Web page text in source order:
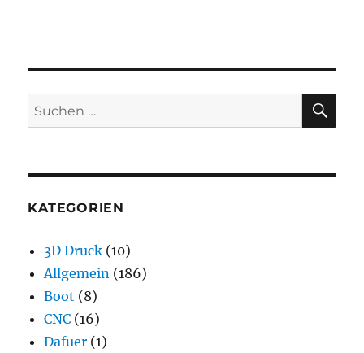
Suchen
nach:
KATEGORIEN
3D Druck (10)
Allgemein (186)
Boot (8)
CNC (16)
Dafuer (1)